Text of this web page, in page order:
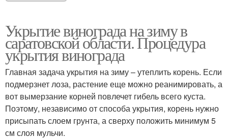
Укрытие винограда на зиму в
саратовской области. Процедура
укрытия винограда
Главная задача укрытия на зиму – утеплить корень. Если
подмерзнет лоза, растение еще можно реанимировать, а
вот вымерзание корней повлечет гибель всего куста.
Поэтому, независимо от способа укрытия, корень нужно
присыпать слоем грунта, а сверху положить минимум 5
см слоя мульчи.